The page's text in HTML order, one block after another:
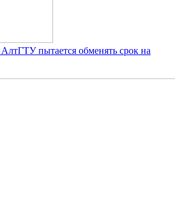
пытается обменять срок на